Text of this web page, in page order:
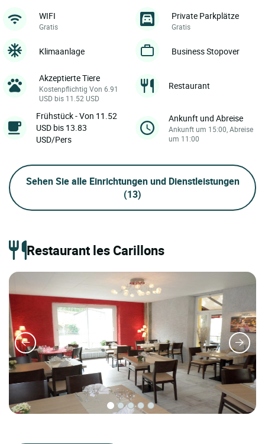
WIFI
Gratis
Private Parkplätze
Gratis
Klimaanlage Business Stopover
Akzeptierte Tiere
Kostenpflichtig Von 6.91
USD bis 11.52 USD
Restaurant
Frühstück - Von 11.52
USD bis 13.83
USD/Pers
Ankunft und Abreise
Ankunft um 15:00, Abreise
um 11:00
Sehen Sie alle Einrichtungen und Dienstleistungen
(13)
Restaurant les Carillons